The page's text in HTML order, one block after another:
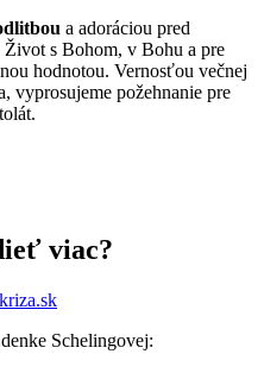
a adoráciou pred
s Bohom, v Bohu a pre
hodnotou. Vernosťou večnej
vyprosujeme požehnanie pre
viac?
Schelingovej: